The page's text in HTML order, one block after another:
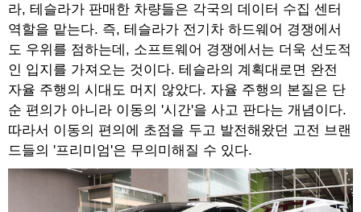
라, 테슬라가 판매한 차량들은 각국의 데이터 수집 센터
역할을 맡는다. 즉, 테슬라가 전기차 하드웨어 경쟁에서
도 우위를 점하는데, 소프트웨어 경쟁에서는 더욱 선도적
인 입지를 가져오는 것이다. 테슬라의 계획대로면 완전
자율 주행의 시대도 머지 않았다. 자율 주행의 본질은 단
순 편의가 아니라 이동의 '시간'을 사고 판다는 개념이다.
따라서 이동의 편의에 초점을 두고 발전해왔던 고전 브랜
드들의 '프리미엄'은 무의미해질 수 있다.